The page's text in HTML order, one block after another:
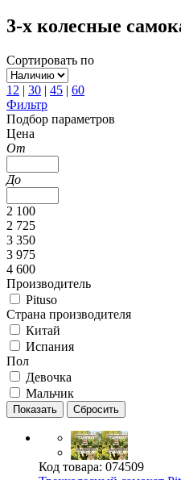
3-х колесные
Сортировать по
12 | 30 | 45 | 60
Фильтр
Подбор параметров
Цена
От
До
2 100
2 725
3 350
3 975
4 600
Производитель
Pituso
Страна производителя
Китай
Испания
Пол
Девочка
Мальчик
Код товара: 074509